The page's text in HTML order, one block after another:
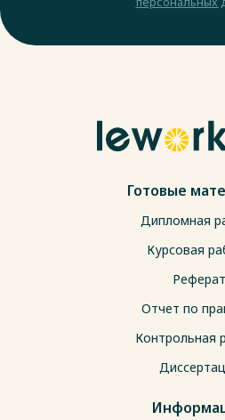
Готовые
Дипломная
Курсовая
Реферат
Отчет по
Контрольная